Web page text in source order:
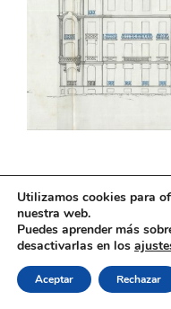
El
Utilizamos cookies para
nuestra web.
Puedes aprender más
desactivarlas en los
Aceptar Rechazar